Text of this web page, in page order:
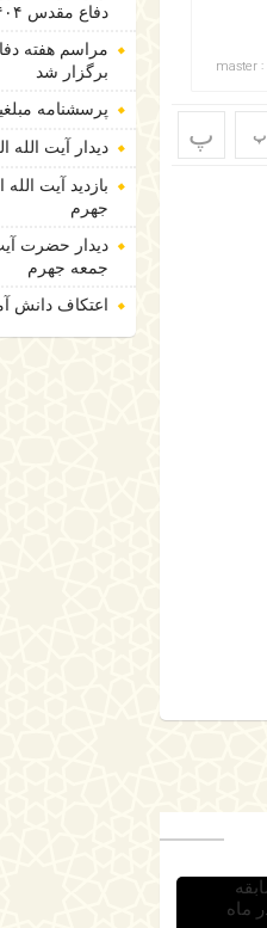
master
پ پ
دفاع مقدس ۱۴۰۴
مراسم هفته
برگزار شد
پرسشنامه
دیدار آیت
بازدید آیت
جهرم
دیدار حضرت
جمعه جهرم
اعتکاف دانش آموزی ۱۴۰۳ به